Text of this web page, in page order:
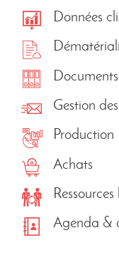
Données
Gestion
Production
Achats
Agenda &